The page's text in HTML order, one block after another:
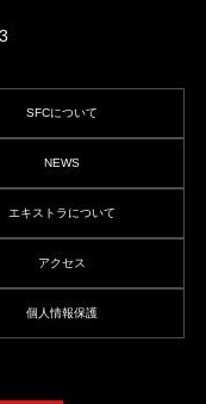
SFCについて
NEWS
エキストラについて
アクセス
個人情報保護